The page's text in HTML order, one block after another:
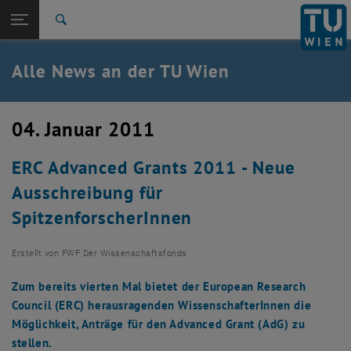
TU Login
Quicklinks
Quicklinks-Menü umschalten
Studium
Karriere
Zurück: Subseiten von TU Wien Startseite auflisten
Zurück zur letzten Ebene:
TU Wien Startseite
Übersicht
Alle News an der TU Wien
04. Januar 2011
ERC Advanced Grants 2011 - Neue
Ausschreibung für
SpitzenforscherInnen
Erstellt von FWF Der Wissenschaftsfonds
Zum bereits vierten Mal bietet der European Research
Council (ERC) herausragenden WissenschafterInnen die
Möglichkeit, Anträge für den Advanced Grant (AdG) zu
stellen.